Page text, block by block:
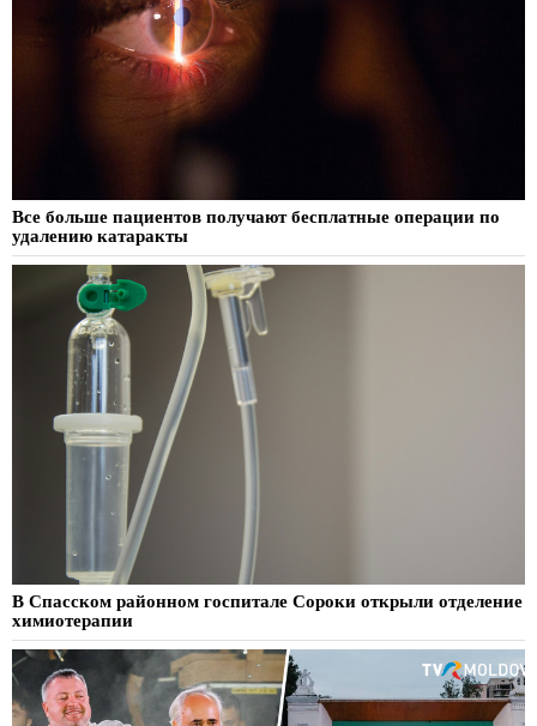
Все больше пациентов получают бесплатные операции по
удалению катаракты
В Спасском районном госпитале Сороки открыли отделение
химиотерапии